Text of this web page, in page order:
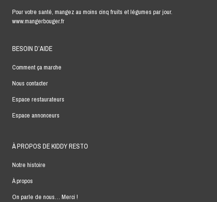
Pour votre santé, mangez au moins cinq fruits et légumes par jour.
www.mangerbouger.fr
BESOIN D’AIDE
Comment ça marche
Nous contacter
Espace restaurateurs
Espace annonceurs
À PROPOS DE KIDDY RESTO
Notre histoire
À propos
On parle de nous… Merci !